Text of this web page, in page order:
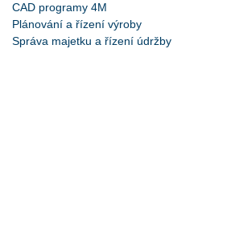
CAD programy 4M
Plánování a řízení výroby
Správa majetku a řízení údržby